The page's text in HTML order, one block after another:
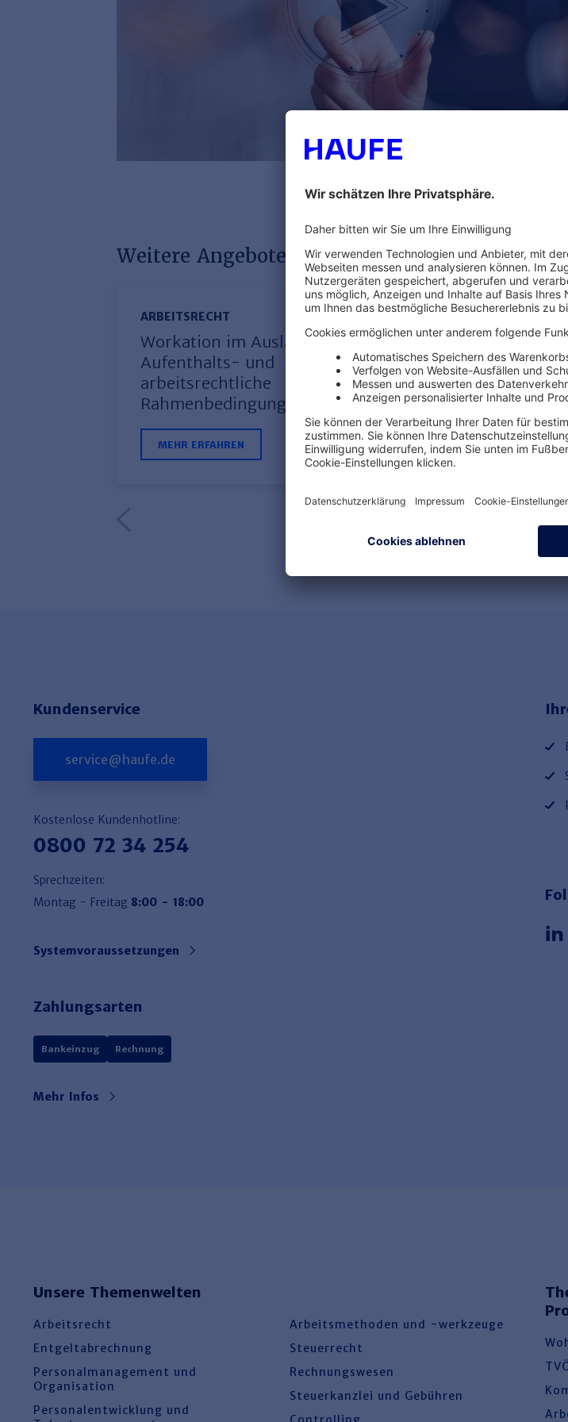
Weitere Angebote mit diesem Referenten
ARBEITSRECHT
Workation im Ausland:
Aufenthalts- und
arbeitsrechtliche
Rahmenbedingungen
MEHR ERFAHREN
ARBEITSRECHT
Workation im
Steuer- und
Rahmenbedingungen
MEHR ERFAHREN
Kundenservice
service@haufe.de
Kostenlose Kundenhotline:
0800 72 34 254
Sprechzeiten:
Montag - Freitag 8:00 - 18:00
Systemvoraussetzungen
Zahlungsarten
Bankeinzug Rechnung
Mehr Infos
Unsere Themenwelten
Arbeitsrecht
Entgeltabrechnung
Personalmanagement und
Organisation
Personalentwicklung und
Arbeitsmethoden und -werkzeuge
Steuerrecht
Rechnungswesen
Steuerkanzlei und Gebühren